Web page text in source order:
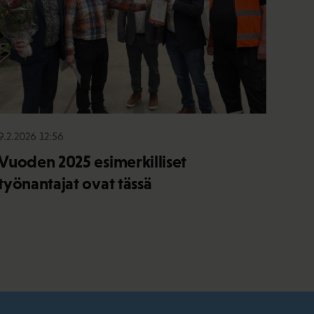
12:56
2025 esimerkilliset
ovat tässä